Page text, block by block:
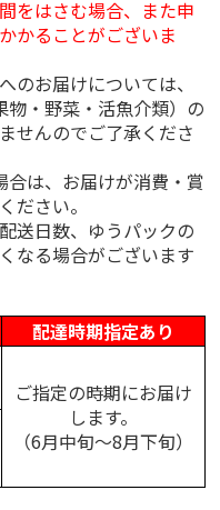
・税込)
上切れ
5.0（1）
(送料・税込)
をはさむ場合、また申
かることがございま
お届けについては、
・野菜・活魚介類）の
せんのでご了承くださ
は、お届けが消費・賞
ださい。
送日数、ゆうパックの
なる場合がございます
配達時期指定あり
ご指定の時期にお届け
します。
（6月中旬～8月下旬）